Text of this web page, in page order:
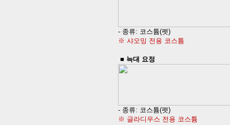
- 종류: 코스튬(펫)
※ 샤오밍 전용 코스튬
■ 늑대 요정
- 종류: 코스튬(펫)
※ 글라디우스 전용 코스튬